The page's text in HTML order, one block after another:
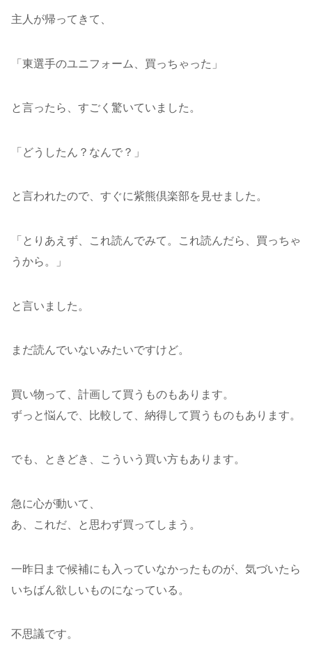
主人が帰ってきて、
「東選手のユニフォーム、買っちゃった」
と言ったら、すごく驚いていました。
「どうしたん？なんで？」
と言われたので、すぐに紫熊倶楽部を見せました。
「とりあえず、これ読んでみて。これ読んだら、買っちゃ
うから。」
と言いました。
まだ読んでいないみたいですけど。
買い物って、計画して買うものもあります。
ずっと悩んで、比較して、納得して買うものもあります。
でも、ときどき、こういう買い方もあります。
急に心が動いて、
あ、これだ、と思わず買ってしまう。
一昨日まで候補にも入っていなかったものが、気づいたら
いちばん欲しいものになっている。
不思議です。